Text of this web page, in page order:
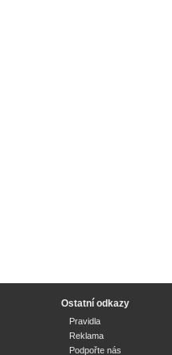
Ostatní odkazy
Pravidla
Reklama
Podpořte nás